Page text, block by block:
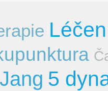
5